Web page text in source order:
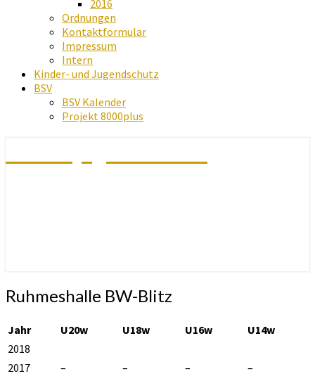
2016
Ordnungen
Kontaktformular
Impressum
Intern
Kinder- und Jugendschutz
BSV
BSV Kalender
Projekt 8000plus
Ruhmeshalle
BW-
Ruhmeshalle BW-Blitz
Jahr U20w U18w U16w
U14w
2018
2017
– – –
–